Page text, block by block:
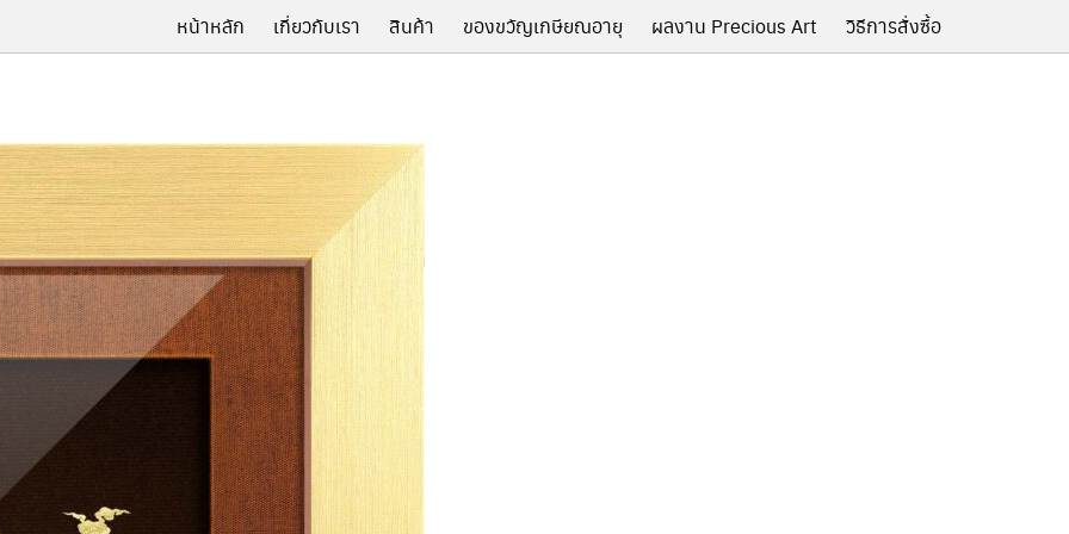
หน้าหลัก เกี่ยวกับเรา สินค้า ของขวัญเกษียณอายุ ผลงาน Precious Art วิธีการสั่งซื้อ